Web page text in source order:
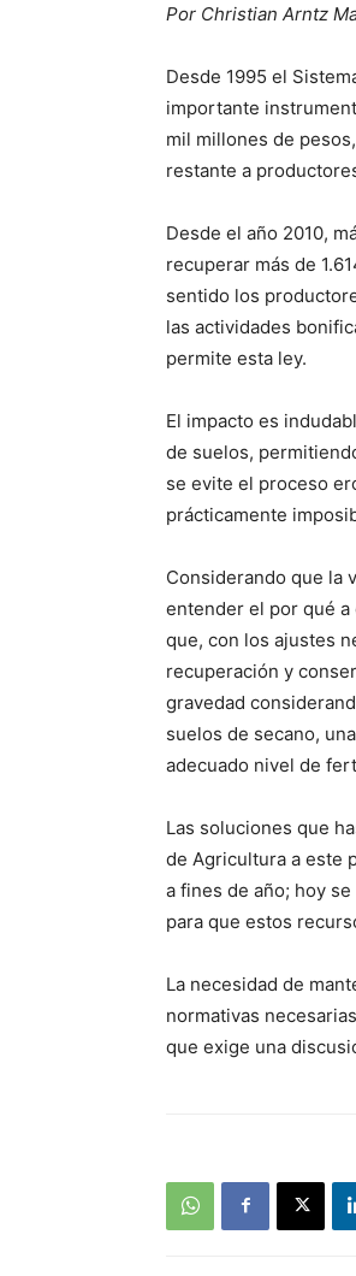
Por Christian Arntz
Desde 1995 el
importante
mil millones de
restante a
Desde el año 2010,
recuperar más de
sentido los
las actividades
permite esta ley.
El impacto es
de suelos,
se evite el proceso
prácticamente
Considerando que la
entender el por qué
que, con los ajustes
recuperación y
gravedad
suelos de secano,
adecuado nivel de
Las soluciones que
de Agricultura a este
a fines de año; hoy
para que estos
La necesidad de
normativas
que exige una